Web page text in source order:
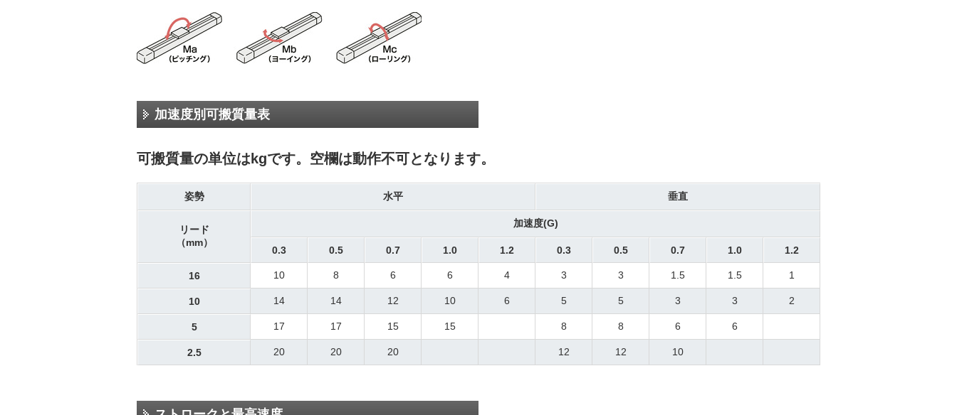
加速度別可搬質量表
可搬質量の単位はkgです。空欄は動作不可となります。
姿勢 水平 垂直
リード
（mm）
加速度(G)
0.3 0.5 0.7 1.0 1.2 0.3 0.5 0.7 1.0 1.2
16 10 8 6 6 4 3 3 1.5 1.5 1
10 14 14 12 10 6 5 5 3 3 2
5 17 17 15 15 8 8 6 6
2.5 20 20 20 12 12 10